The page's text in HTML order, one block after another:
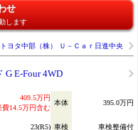
せ
します
ヨタ中部（株） Ｕ－Ｃａｒ日進中央
G E-Four 4WD
409.5万円
費14.5万円含む
本体 395.0万円
23(R5) 車検 車検整備付